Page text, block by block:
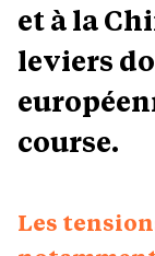
et à la
leviers
course.
Les